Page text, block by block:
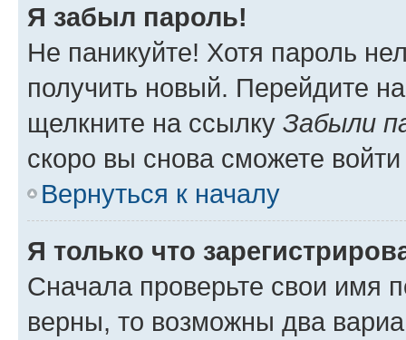
Я забыл пароль!
Не паникуйте! Хотя пароль
получить новый. Перейдите
щелкните на ссылку Забыли
скоро вы снова сможете
Вернуться к началу
Я только что
Сначала проверьте свои имя
верны, то возможны два